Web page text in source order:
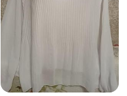
230 грн
Жіноча святкова блуза в
пліссе, виробник італія,
nougat london
L і ще 1